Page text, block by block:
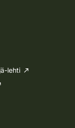
lehti